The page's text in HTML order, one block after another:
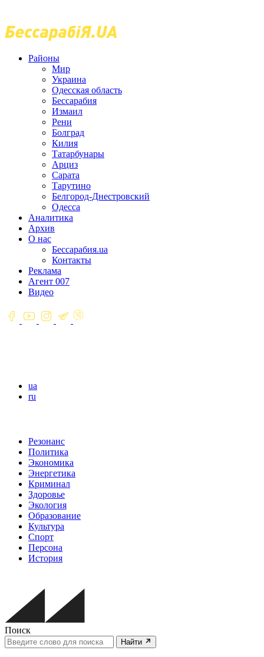
Районы
Мир
Украина
Одесская область
Бессарабия
Измаил
Рени
Болград
Килия
Татарбунары
Арциз
Сарата
Тарутино
Белгород-Днестровский
Одесса
Аналитика
Архив
О нас
Бессарабия.ua
Контакты
Реклама
Агент 007
Видео
ua
ru
Резонанс
Политика
Экономика
Энергетика
Криминал
Здоровье
Экология
Образование
Культура
Спорт
Персона
История
Поиск
Найти